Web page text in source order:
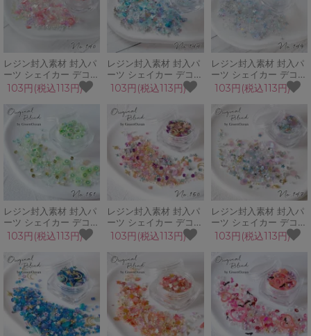
レジン封入素材 封入パ
ーツ シェイカー デコパ
ーツ シュガープラム バ
タフライ 蝶 シェル カ
レット ホログラム
GreenOceanオリジナ
ルブレンド♪
103円(税込113円)
レジン封入素材 封入パ
ーツ シェイカー デコパ
ーツ レインブルー 蝶
春 梅雨 シェル カレッ
ト ブリオン
GreenOceanオリジナ
103円(税込113円)
レジン封入素材 封入パ
ーツ シェイカー デコパ
ーツ シャーベットブル
ー 氷 雪 夏 冬 ガラス粒
ビジュー ブリオン
GreenOceanオリジナ
ルブレンド♪
103円(税込113円)
レジン封入素材 封入パ
ーツ シェイカー デコパ
ーツ キウイフルーツ 果
物 食べ物 スライスパー
ツ GreenOceanオリジ
ナルブレンド♪
103円(税込113円)
レジン封入素材 封入パ
ーツ シェイカー デコパ
ーツ サンセットビーチ
月 星 シェル ブリオン
ビジュー GreenOcean
オリジナルブレンド♪
103円(税込113円)
レジン封入素材 封入パ
ーツ シェイカー デコパ
ーツ 蜃気楼 ガラスカレ
ット ビジュー ホログラ
ム 星 GreenOceanオリ
ジナルブレンド♪
103円(税込113円)